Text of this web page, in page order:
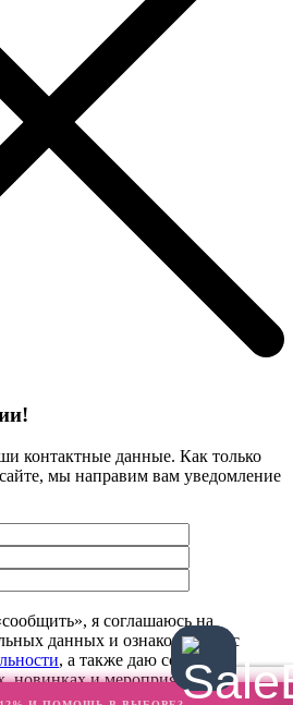
контактные данные. Как только
мы направим вам уведомление
я соглашаюсь на
данных и ознакомлен(а) с
, а также даю согласие
новинках и мероприятиях